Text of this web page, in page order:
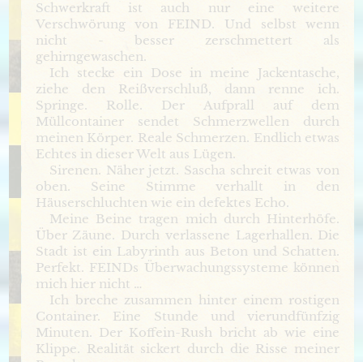
Schwerkraft ist auch nur eine weitere
Verschwörung von FEIND. Und selbst wenn
nicht - besser zerschmettert als
gehirngewaschen.
Ich stecke ein Dose in meine Jackentasche,
ziehe den Reißverschluß, dann renne ich.
Springe. Rolle. Der Aufprall auf dem
Müllcontainer sendet Schmerzwellen durch
meinen Körper. Reale Schmerzen. Endlich etwas
Echtes in dieser Welt aus Lügen.
Sirenen. Näher jetzt. Sascha schreit etwas von
oben. Seine Stimme verhallt in den
Häuserschluchten wie ein defektes Echo.
Meine Beine tragen mich durch Hinterhöfe.
Über Zäune. Durch verlassene Lagerhallen. Die
Stadt ist ein Labyrinth aus Beton und Schatten.
Perfekt. FEINDs Überwachungssysteme können
mich hier nicht …
Ich breche zusammen hinter einem rostigen
Container. Eine Stunde und vierundfünfzig
Minuten. Der Koffein-Rush bricht ab wie eine
Klippe. Realität sickert durch die Risse meiner